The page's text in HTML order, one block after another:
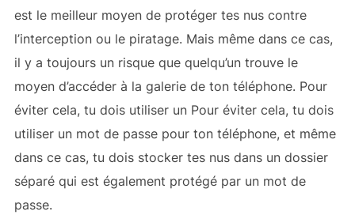
est le meilleur moyen de protéger tes nus contre
l’interception ou le piratage. Mais même dans ce cas,
il y a toujours un risque que quelqu’un trouve le
moyen d’accéder à la galerie de ton téléphone. Pour
éviter cela, tu dois utiliser un Pour éviter cela, tu dois
utiliser un mot de passe pour ton téléphone, et même
dans ce cas, tu dois stocker tes nus dans un dossier
séparé qui est également protégé par un mot de
passe.